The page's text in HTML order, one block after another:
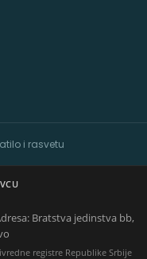
i rasvetu
Bratstva jedinstva bb,
registre Republike Srbije